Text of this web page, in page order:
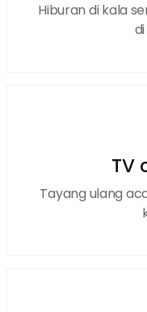
Hiburan di kala
TV
Tayang ulang